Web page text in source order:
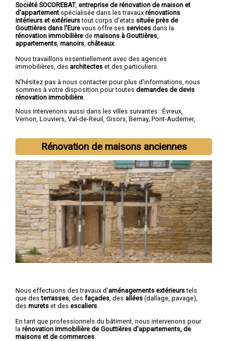
Société SOCOREBAT, entreprise de rénovation de maison et
d'appartement spécialisée dans les travaux rénovations
intérieurs et extérieurstout corps d'etats située près de
Gouttières dans l'Eure vous offre ses services dans la
rénovation immobilière de maisons à Gouttières
appartements manoirs châteaux.
Nous travaillons essentiellement avec des agences
immobilières, des architectes et des particuliers.
N'hésitez pas à nous contacter pour plus d'informations, nous
sommes à votre disposition pour toutes demandes de devis
rénovation immobilière
Nous intervenons aussi dans les villes suivantes : Évreux,
Vernon, Louviers, Val-de-Reuil , Gisors, Bernay, Pont-Audemer,
Rénovation de maisons anciennes
Nous effectuons des travaux d'aménagements extérieurstels
que desterrasses , des façades , des allées (dallage, pavage),
des murets et des escaliers
En tant que professionnels du bâtiment, nous intervenons pour
la rénovation immobilière de Gouttières d'appartements, de
maisons et de commerces